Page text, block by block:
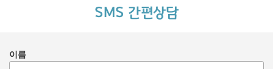
SMS 간편상담